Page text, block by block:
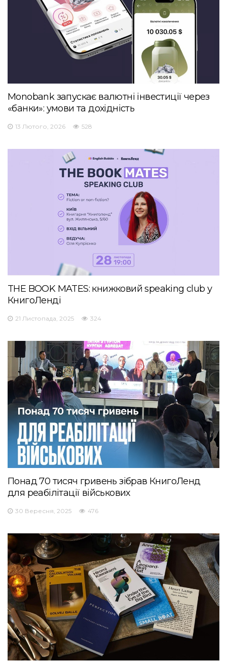
Monobank запускає валютні інвестиції через
«банки»: умови та дохідність
13 Лютого, 2026 528
THE BOOK MATES: книжковий speaking club у
КнигоЛенді
21 Листопада, 2025 324
Понад 70 тисяч гривень зібрав КнигоЛенд
для реабілітації військових
30 Вересня, 2025 476